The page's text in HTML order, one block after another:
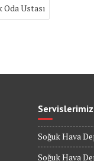
Oda Ustası
Servislerimiz
Soğuk Hava
Soğuk Hava